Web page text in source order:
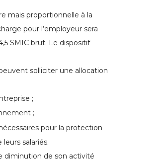
mais proportionnelle à la
pour l’employeur sera
SMIC brut. Le dispositif
solliciter une allocation
;
;
pour la protection
salariés.
diminution de son activité